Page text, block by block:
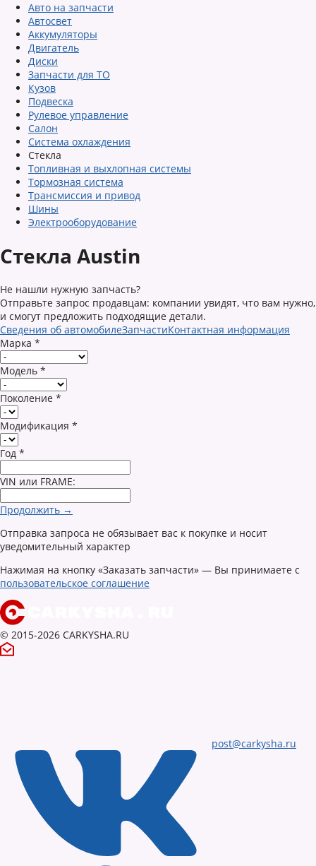
Авто на запчасти
Автосвет
Аккумуляторы
Двигатель
Диски
Запчасти для ТО
Кузов
Подвеска
Рулевое управление
Салон
Система охлаждения
Стекла
Топливная и выхлопная системы
Тормозная система
Трансмиссия и привод
Шины
Электрооборудование
Стекла Austin
Не нашли нужную запчасть?
Отправьте запрос продавцам: компании увидят, что вам нужно,
и смогут предложить подходящие детали.
Сведения об автомобилеЗапчастиКонтактная информация
Марка *
Модель *
Поколение *
Модификация *
Год *
VIN или FRAME:
Продолжить →
Отправка запроса не обязывает вас к покупке и носит
уведомительный характер
Нажимая на кнопку «Заказать запчасти» — Вы принимаете с
пользовательское соглашение
© 2015-2026 CARKYSHA.RU
post@carkysha.ru